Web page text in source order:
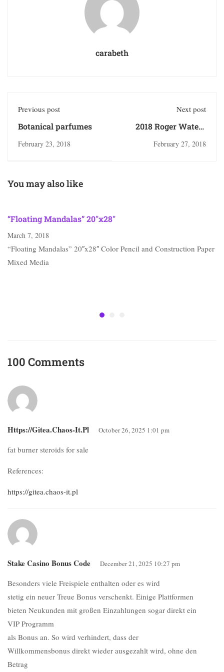
carabeth
Previous post
Botanical parfumes
February 23, 2018
Next post
2018 Roger Waters
more!
February 27, 2018
You may also like
“Floating Mandalas” 20″x28″
March 7, 2018
“Floating Mandalas” 20″x28″ Color Pencil and Construction Paper
Mixed Media
100 Comments
Https://gitea.chaos-It.pl October 26, 2025 1:01 pm
fat burner steroids for sale
References:
https://gitea.chaos-it.pl
Stake Casino Bonus Code December 21, 2025 10:27 pm
Besonders viele Freispiele enthalten oder es wird
stetig ein neuer Treue Bonus verschenkt. Einige Plattformen
bieten Neukunden mit großen Einzahlungen sogar direkt ein
VIP Programm
als Bonus an. So wird verhindert, dass der
Willkommensbonus direkt wieder ausgezahlt wird, ohne den
Betrag